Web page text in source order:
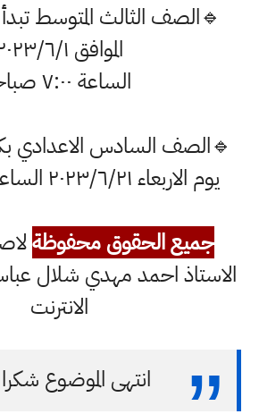
🔹الصف الثالث المتوسط
الموافق ٢٠٢٣/٦/١
الساعة ٧:٠٠ صباحاً
🔹الصف السادس الاعدادي
يوم الاربعاء ٢٠٢٣/٦/٢١ الساعة ٧:٠٠ صباحاً
جميع الحقوق محفوظة
الاستاذ احمد مهدي شلال
الانترنت
انتهى الموضوع